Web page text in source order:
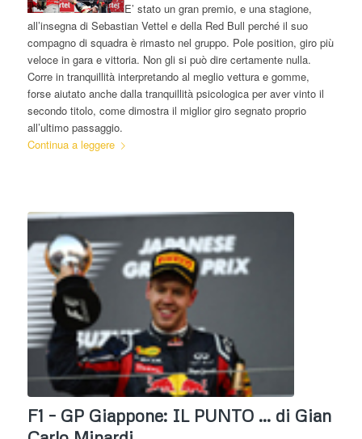
E’ stato un gran premio, e una stagione,
all’insegna di Sebastian Vettel e della Red Bull perché il suo
compagno di squadra è rimasto nel gruppo. Pole position, giro più
veloce in gara e vittoria. Non gli si può dire certamente nulla.
Corre in tranquillità interpretando al meglio vettura e gomme,
forse aiutato anche dalla tranquillità psicologica per aver vinto il
secondo titolo, come dimostra il miglior giro segnato proprio
all’ultimo passaggio.
Continua a leggere
F1 – GP Giappone: IL PUNTO … di Gian